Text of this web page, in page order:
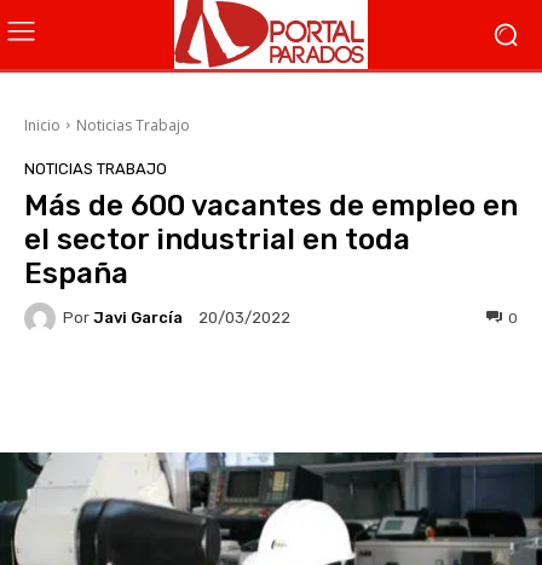
Inicio Noticias Trabajo
NOTICIAS TRABAJO
Más de 600 vacantes de empleo en
el sector industrial en toda
España
Por Javi García 20/03/2022 0